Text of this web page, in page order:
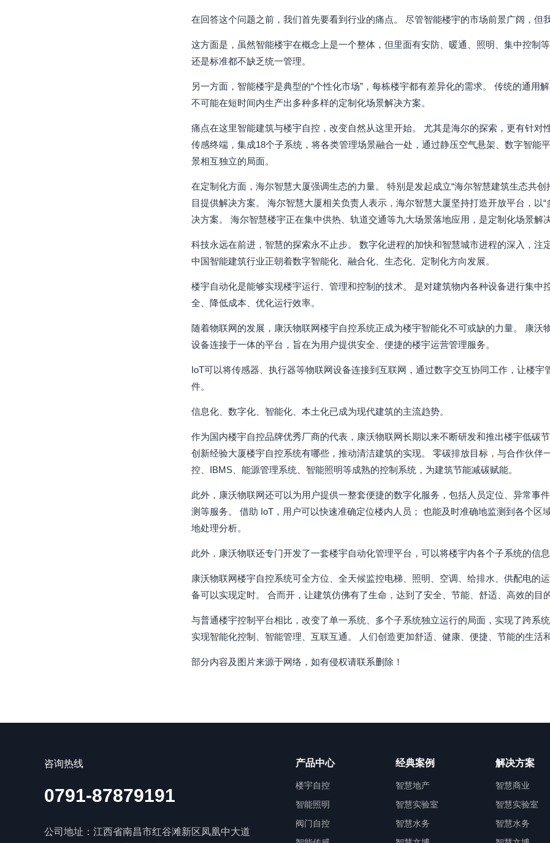
在回答这个问题之前，我们首先要看到行业的痛点。 尽管智能楼宇的市场前景广阔，但
这方面是，虽然智能楼宇在概念上是一个整体，但里面有安防、暖通、照明、集中控制
还是标准都不缺乏统一管理。
另一方面，智能楼宇是典型的“个性化市场”，每栋楼宇都有差异化的需求。 传统的通用
不可能在短时间内生产出多种多样的定制化场景解决方案。
痛点在这里智能建筑与楼宇自控，改变自然从这里开始。 尤其是海尔的探索，更有针对
传感终端，集成18个子系统，将各类管理场景融合一处，通过静压空气悬架、数字智能
景相互独立的局面。
在定制化方面，海尔智慧大厦强调生态的力量。 特别是发起成立“海尔智慧建筑生态共
目提供解决方案。 海尔智慧大厦相关负责人表示，海尔智慧大厦坚持打造开放平台，以
决方案。 海尔智慧楼宇正在集中供热、轨道交通等九大场景落地应用，是定制化场景解
科技永远在前进，智慧的探索永不止步。 数字化进程的加快和智慧城市进程的深入，注
中国智能建筑行业正朝着数字智能化、融合化、生态化、定制化方向发展。
楼宇自动化是能够实现楼宇运行、管理和控制的技术。 是对建筑物内各种设备进行集
全、降低成本、优化运行效率。
随着物联网的发展，康沃物联网楼宇自控系统正成为楼宇智能化不可或缺的力量。 康
设备连接于一体的平台，旨在为用户提供安全、便捷的楼宇运营管理服务。
IoT可以将传感器、执行器等物联网设备连接到互联网，通过数字交互协同工作，让楼
件。
信息化、数字化、智能化、本土化已成为现代建筑的主流趋势。
作为国内楼宇自控品牌优秀厂商的代表，康沃物联网长期以来不断研发和推出楼宇低碳
创新经验大厦楼宇自控系统有哪些，推动清洁建筑的实现。 零碳排放目标，与合作伙伴
控、IBMS、能源管理系统、智能照明等成熟的控制系统，为建筑节能减碳赋能。
此外，康沃物联网还可以为用户提供一整套便捷的数字化服务，包括人员定位、异常事
测等服务。 借助 IoT，用户可以快速准确定位楼内人员； 也能及时准确地监测到各个区
地处理分析。
此外，康沃物联还专门开发了一套楼宇自动化管理平台，可以将楼宇内各个子系统的信
康沃物联网楼宇自控系统可全方位、全天候监控电梯、照明、空调、给排水、供配电的
备可以实现定时。 合而开，让建筑仿佛有了生命，达到了安全、节能、舒适、高效的目的
与普通楼宇控制平台相比，改变了单一系统、多个子系统独立运行的局面，实现了跨系
实现智能化控制、智能管理、互联互通。 人们创造更加舒适、健康、便捷、节能的生活
部分内容及图片来源于网络，如有侵权请联系删除！
咨询热线
0791-87879191
公司地址：江西省南昌市红谷滩新区凤凰中大道
产品中心
楼宇自控
智能照明
阀门自控
经典案例
智慧地产
智慧实验室
智慧水务
解决方案
智慧商业
智慧实验室
智慧水务